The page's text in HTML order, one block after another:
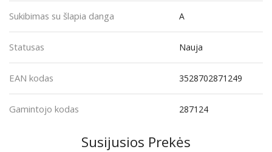
Sukibimas su šlapia danga A
Statusas Nauja
EAN kodas 3528702871249
Gamintojo kodas 287124
Susijusios Prekės